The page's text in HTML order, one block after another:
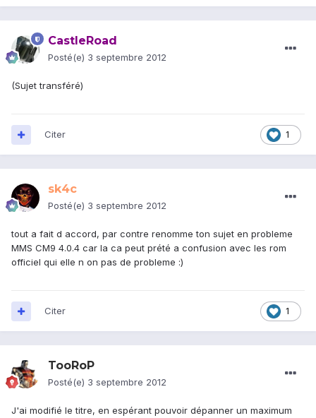
CastleRoad
Posté(e) 3 septembre 2012
(Sujet transféré)
1
Citer
sk4c
Posté(e) 3 septembre 2012
tout a fait d accord, par contre renomme ton sujet en probleme
MMS CM9 4.0.4 car la ca peut prété a confusion avec les rom
officiel qui elle n on pas de probleme :)
1
Citer
TooRoP
Posté(e) 3 septembre 2012
J'ai modifié le titre, en espérant pouvoir dépanner un maximum